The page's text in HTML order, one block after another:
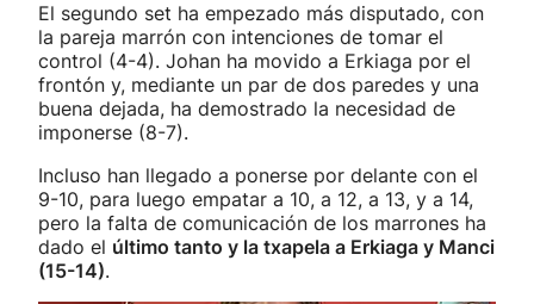
El segundo set ha empezado más disputado, con
la pareja marrón con intenciones de tomar el
control (4-4). Johan ha movido a Erkiaga por el
frontón y, mediante un par de dos paredes y una
buena dejada, ha demostrado la necesidad de
imponerse (8-7).
Incluso han llegado a ponerse por delante con el
9-10, para luego empatar a 10, a 12, a 13, y a 14,
pero la falta de comunicación de los marrones ha
dado el último tanto y la txapela a Erkiaga y Manci
(15-14).